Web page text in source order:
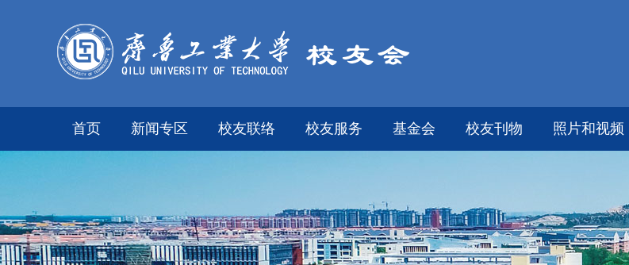
首页 新闻专区 校友联络 校友服务 基金会 校友刊物 照片和视频